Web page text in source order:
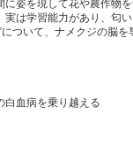
姿を現して花や農作物
は学習能力があり、匂
ついて、ナメクジの脳
白血病を乗り越える